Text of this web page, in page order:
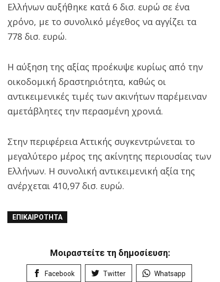
Ελλήνων αυξήθηκε κατά 6 δισ. ευρώ σε ένα
χρόνο, με το συνολικό μέγεθος να αγγίζει τα
778 δισ. ευρώ.
Η αύξηση της αξίας προέκυψε κυρίως από την
οικοδομική δραστηριότητα, καθώς οι
αντικειμενικές τιμές των ακινήτων παρέμειναν
αμετάβλητες την περασμένη χρονιά.
Στην περιφέρεια Αττικής συγκεντρώνεται το
μεγαλύτερο μέρος της ακίνητης περιουσίας των
Ελλήνων. Η συνολική αντικειμενική αξία της
ανέρχεται 410,97 δισ. ευρώ.
ΕΠΙΚΑΙΡΌΤΗΤΑ
Μοιραστείτε τη δημοσίευση:
Facebook Twitter Whatsapp